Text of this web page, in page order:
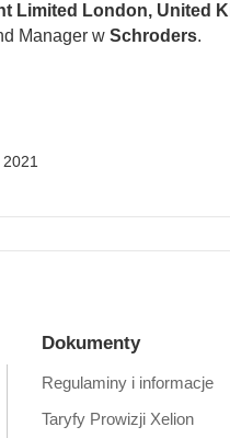
Limited London, United
Manager w Schroders.
Dokumenty
Regulaminy i informacje
Taryfy Prowizji Xelion